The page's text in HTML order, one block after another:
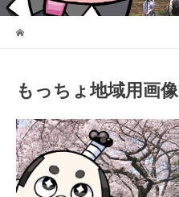
もっちょ地域用画像